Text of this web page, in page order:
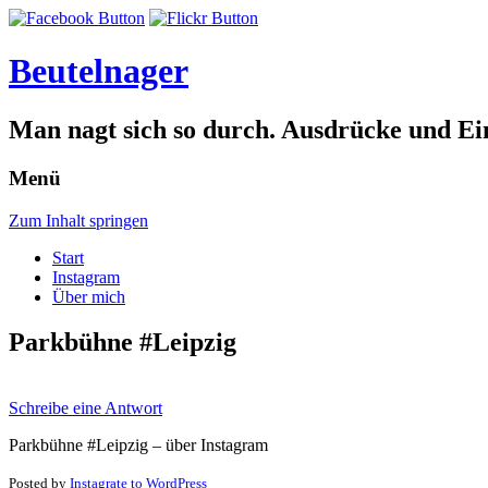
Beutelnager
Man nagt sich so durch. Ausdrücke und
Menü
Zum Inhalt springen
Start
Instagram
Über mich
Parkbühne #Leipzig
Schreibe eine Antwort
Parkbühne #Leipzig – über Instagram
Posted by Instagrate to WordPress